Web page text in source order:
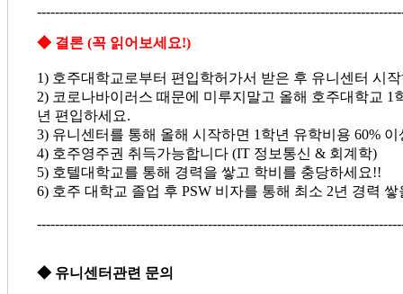
◆ 결론 (꼭 읽어보세요!)
1) 호주대학교로부터 편입학허가서 받은 후 유니센터 시
2) 코로나바이러스 때문에 미루지말고 올해 호주대학교
년 편입하세요.
3) 유니센터를 통해 올해 시작하면 1학년 유학비용 60%
4) 호주영주권 취득가능합니다 (IT 정보통신 & 회계학)
5) 호텔대학교를 통해 경력을 쌓고 학비를 충당하세요!!
6) 호주 대학교 졸업 후 PSW 비자를 통해 최소 2년 경력
◆ 유니센터관련 문의